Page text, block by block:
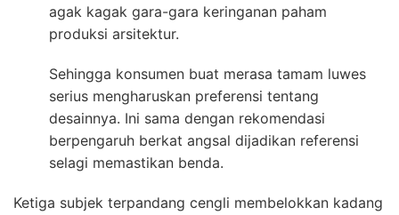
agak kagak gara-gara keringanan paham
produksi arsitektur.
Sehingga konsumen buat merasa tamam luwes
serius mengharuskan preferensi tentang
desainnya. Ini sama dengan rekomendasi
berpengaruh berkat angsal dijadikan referensi
selagi memastikan benda.
Ketiga subjek terpandang cengli membelokkan kadang